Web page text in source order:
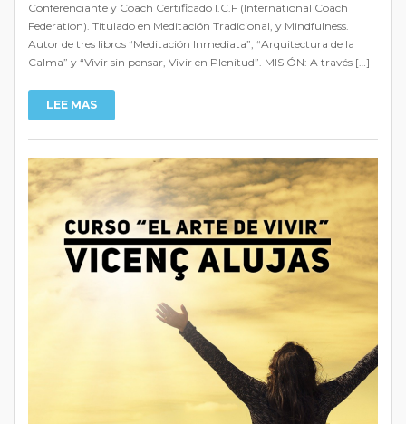
Conferenciante y Coach Certificado I.C.F (International Coach
Federation). Titulado en Meditación Tradicional, y Mindfulness.
Autor de tres libros “Meditación Inmediata”, “Arquitectura de la
Calma” y “Vivir sin pensar, Vivir en Plenitud”. MISIÓN: A través […]
LEE MAS